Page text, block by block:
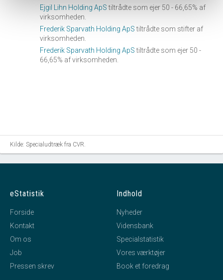
Ejgil Lihn Holding ApStiltrådte som ejer 50 - 66,65% af
virksomheden.
Frederik Sparvath Holding ApStiltrådte som stifter af
virksomheden.
Frederik Sparvath Holding ApStiltrådte som ejer 50 -
66,65% af virksomheden.
Kilde: Specialudtræk fra CVR.
eStatistik
Forside
Kontakt
Om os
Job
Pressen skrev
Indhold
Nyheder
Vidensbank
Specialstatistik
Vores værktøjer
Book et foredrag